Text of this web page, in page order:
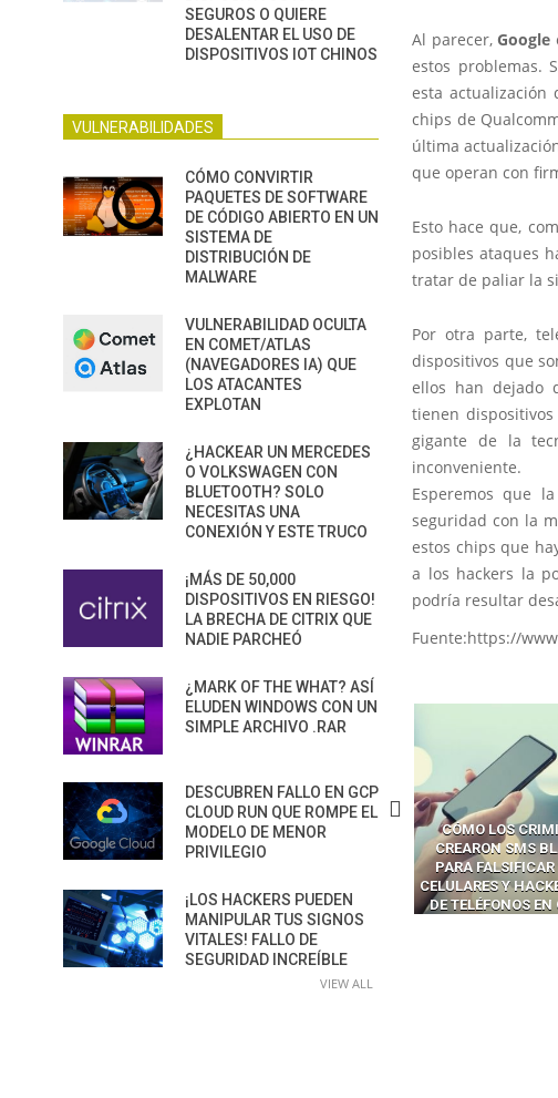
Al parecer,Google
estos problemas.
esta
chips de
última
que operan con
Esto hace que,
posibles ataques
tratar de paliar la
Por otra parte,
dispositivos que
ellos han dejado
tienen
gigante de la
inconveniente.
Esperemos que
seguridad con la
estos chips que
a los hackers la
podría resultar
Fuente:https://
CÓMO LOS HACKERS
MANIPULAN GITHUB
CÓMO LAVAR EL CEREBRO A
LOS NAVEGADORES CON IA
CÓMO LOS
CREARON SMS
PARA FALSIFICAR
CELULARES Y
DE TELÉFONOS
SEGUROS O QUIERE
DESALENTAR EL USO DE
DISPOSITIVOS IOT CHINOS
VULNERABILIDADES
CÓMO CONVIRTIR
PAQUETES DE SOFTWARE
DE CÓDIGO ABIERTO EN UN
SISTEMA DE
DISTRIBUCIÓN DE
MALWARE
VULNERABILIDAD OCULTA
EN COMET/ATLAS
(NAVEGADORES IA) QUE
LOS ATACANTES
EXPLOTAN
¿HACKEAR UN MERCEDES
O VOLKSWAGEN CON
BLUETOOTH? SOLO
NECESITAS UNA
CONEXIÓN Y ESTE TRUCO
¡MÁS DE 50,000
DISPOSITIVOS EN RIESGO!
LA BRECHA DE CITRIX QUE
NADIE PARCHEÓ
¿MARK OF THE WHAT? ASÍ
ELUDEN WINDOWS CON UN
SIMPLE ARCHIVO .RAR
DESCUBREN FALLO EN GCP
CLOUD RUN QUE ROMPE EL
MODELO DE MENOR
PRIVILEGIO
¡LOS HACKERS PUEDEN
MANIPULAR TUS SIGNOS
VITALES! FALLO DE
SEGURIDAD INCREÍBLE
VIEW ALL